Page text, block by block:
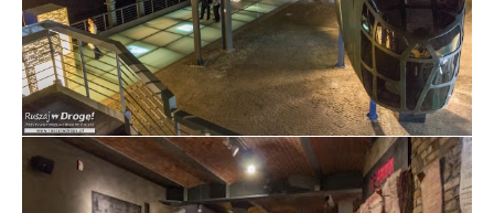
Replika Samolotu Liberator B-24J w Muzeum
Powstania Warszawskiego